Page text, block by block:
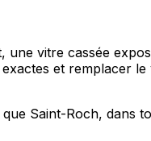
vitre cassée
et remplacer
Saint-Roch, dans